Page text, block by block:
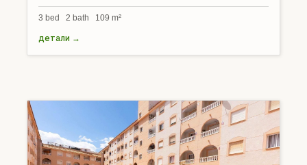
3 bed 2 bath 109 m²
детали →